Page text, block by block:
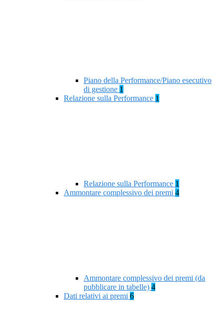
Piano della Performance/Piano esecutivo
di gestione 1
Relazione sulla Performance 1
Relazione sulla Performance 1
Ammontare complessivo dei premi 4
Ammontare complessivo dei premi (da
pubblicare in tabelle) 4
Dati relativi ai premi 6